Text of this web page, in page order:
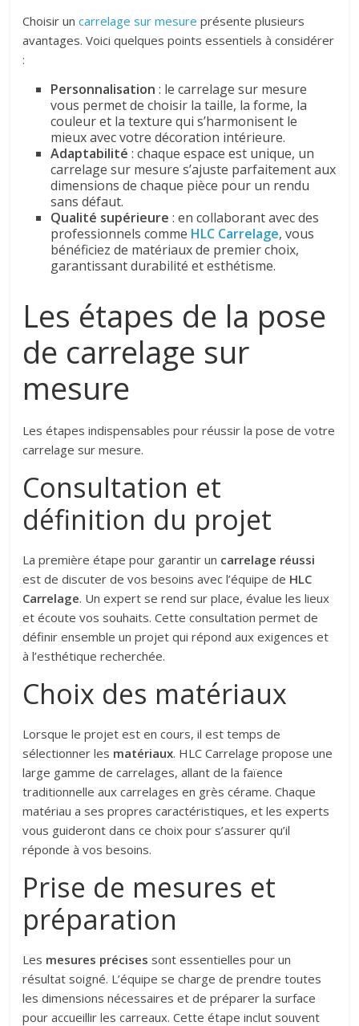
Choisir uncarrelage sur mesure présente plusieurs
avantages. Voici quelques points essentiels à considérer
:
Personnalisation : le carrelage sur mesure
vous permet de choisir la taille, la forme, la
couleur et la texture qui s’harmonisent le
mieux avec votre décoration intérieure.
Adaptabilité : chaque espace est unique, un
carrelage sur mesure s’ajuste parfaitement aux
dimensions de chaque pièce pour un rendu
sans défaut.
Qualité supérieure : en collaborant avec des
professionnels comme HLC Carrelage, vous
bénéficiez de matériaux de premier choix,
garantissant durabilité et esthétisme.
Les étapes de la pose
de carrelage sur
mesure
Les étapes indispensables pour réussir la pose de votre
carrelage sur mesure.
Consultation et
définition du projet
La première étape pour garantir un carrelage réussi
est de discuter de vos besoins avec l’équipe de HLC
Carrelage. Un expert se rend sur place, évalue les lieux
et écoute vos souhaits. Cette consultation permet de
définir ensemble un projet qui répond aux exigences et
à l’esthétique recherchée.
Choix des matériaux
Lorsque le projet est en cours, il est temps de
sélectionner les matériaux. HLC Carrelage propose une
large gamme de carrelages, allant de la faïence
traditionnelle aux carrelages en grès cérame. Chaque
matériau a ses propres caractéristiques, et les experts
vous guideront dans ce choix pour s’assurer qu’il
réponde à vos besoins.
Prise de mesures et
préparation
Les mesures précises sont essentielles pour un
résultat soigné. L’équipe se charge de prendre toutes
les dimensions nécessaires et de préparer la surface
pour accueillir les carreaux. Cette étape inclut souvent